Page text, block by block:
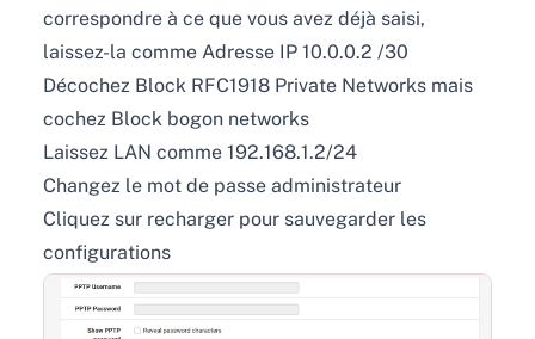
correspondre à ce que vous avez déjà saisi,
laissez-la comme Adresse IP 10.0.0.2 /30
Décochez Block RFC1918 Private Networks mais
cochez Block bogon networks
Laissez LAN comme 192.168.1.2/24
Changez le mot de passe administrateur
Cliquez sur recharger pour sauvegarder les
configurations